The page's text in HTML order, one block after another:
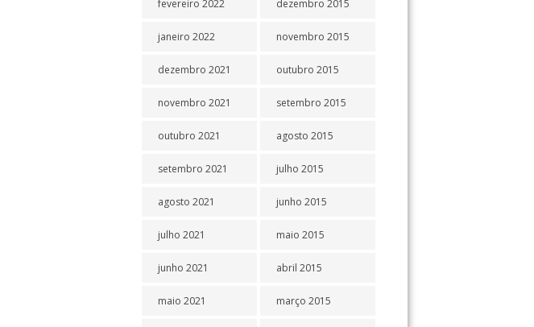
fevereiro 2022
janeiro 2022
dezembro 2021
novembro 2021
outubro 2021
setembro 2021
agosto 2021
julho 2021
junho 2021
maio 2021
dezembro 2015
novembro 2015
outubro 2015
setembro 2015
agosto 2015
julho 2015
junho 2015
maio 2015
abril 2015
março 2015